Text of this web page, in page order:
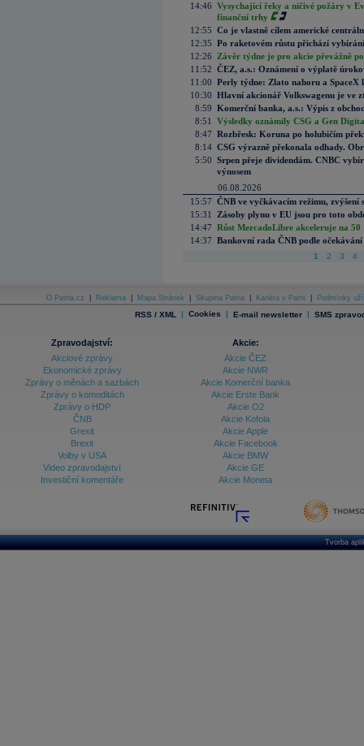
14:46 Vysychající řeky a ničivé požáry v
finanční trhy
12:55 Co je vlastně cílem americké
12:35 Po raketovém růstu přichází
12:26
Závěr týdne je pro akcie převážně
11:52 ČEZ, a.s.: Oznámení o výplatě
11:00 Perly týdne: Zlato nahoru a SpaceX
10:30 Hlavní akcionář Volkswagenu je ve
8:59 Komerční banka, a.s.: Výpis z
8:51
Výsledky oznámily CSG a Gen
8:47 Rozbřesk: Koruna po holubičím
8:14 CSG výrazně překonala odhady.
5:50 Srpen přeje dividendám. CNBC
výnosem
06.08.2026
15:57 ČNB ve vyčkávacím režimu, zvýšení
15:31
Zásoby plynu v EU jsou pro toto
14:47 Růst MercadoLibre akceleruje na
14:37 Bankovní rada ČNB podle
1 2 3 4
O Patria.cz Reklama Mapa Stránek Skupina Patria Kariéra v Patrii Podmínky
RSS / XML | Cookies | E-mail newsletter | SMS
Zpravodajství:
Akciové zprávy
Ekonomické zprávy
Zprávy o měnách a sazbách
Zprávy o komoditách
Zprávy o HDP
ČNB
Grexit
Brexit
Volby v USA
Video zpravodajství
Investiční komentáře
Akcie:
Akcie ČEZ
Akcie NWR
Akcie Komerční banka
Akcie Erste Bank
Akcie O2
Akcie Kofola
Akcie Apple
Akcie Facebook
Akcie BMW
Akcie GE
Akcie Moneta
Tvorba